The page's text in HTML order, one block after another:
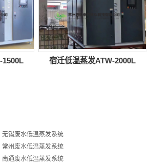
1500L 宿迁低温蒸发ATW-2000L
无锡废水低温蒸发系统
常州废水低温蒸发系统
南通废水低温蒸发系统